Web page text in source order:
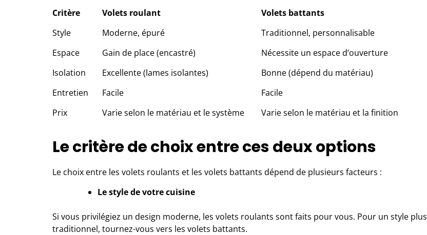
Critère
Volets roulant
Volets battants
Style
Moderne, épuré
Traditionnel, personnalisable
Espace
Gain de place (encastré)
Nécessite un espace d’ouverture
Isolation
Excellente (lames isolantes)
Bonne (dépend du matériau)
Entretien
Facile
Facile
Prix
Varie selon le matériau et le système Varie selon le matériau et la finition
Le critère de choix entre ces deux options
Le choix entre les volets roulants et les volets battants dépend de plusieurs facteurs :
Le style de votre cuisine
Si vous privilégiez un design moderne, les volets roulants sont faits pour vous. Pour un style plus
traditionnel, tournez-vous vers les volets battants.